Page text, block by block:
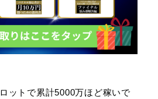
ットで累計5000万ほど稼いで